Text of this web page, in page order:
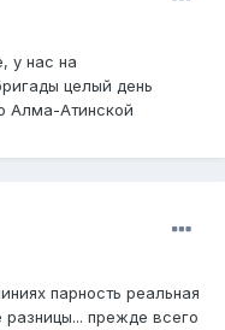
у нас на
целый день
Алма-Атинской
парность реальная
прежде всего